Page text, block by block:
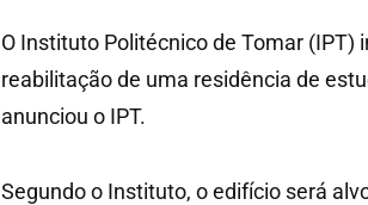
O Instituto Politécnico de Tomar (IPT)
reabilitação de uma residência de
anunciou o IPT.
Segundo o Instituto, o edifício será